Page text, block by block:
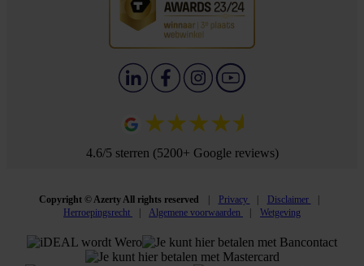
4.6/5 sterren (5200+ Google reviews)
Copyright © Azerty All rights reserved Privacy
Disclaimer
Herroepingsrecht
Algemene voorwaarden Wetgeving